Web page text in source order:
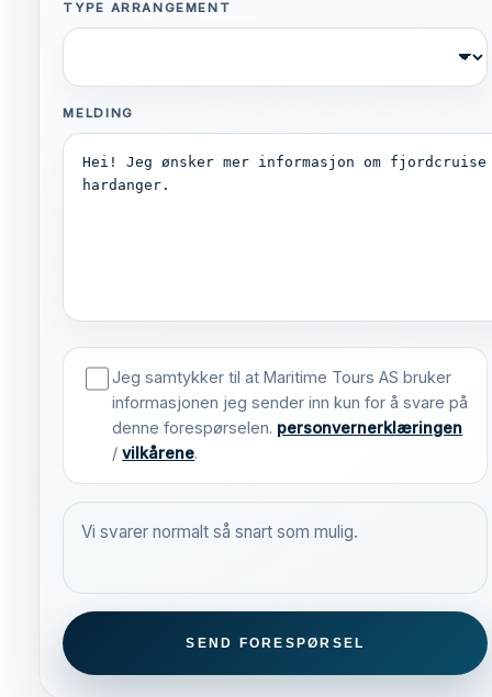
TYPE ARRANGEMENT
MELDING
Jeg samtykker til at Maritime Tours AS bruker
informasjonen jeg sender inn kun for å svare på
denne forespørselen. personvernerklæringen
/vilkårene.
Vi svarer normalt så snart som mulig.
SEND FORESPØRSEL